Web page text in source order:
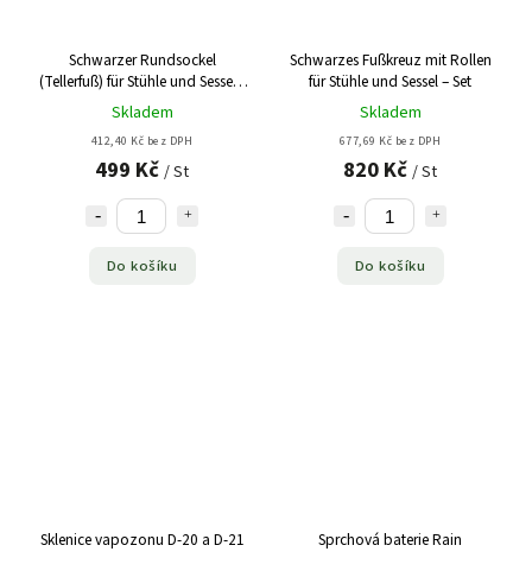
Schwarzer Rundsockel
(Tellerfuß) für Stühle und Sessel -
Set
Skladem
412,40 Kč bez DPH
499 Kč / St
Do košíku
Schwarzes Fußkreuz mit Rollen
für Stühle und Sessel – Set
Skladem
677,69 Kč bez DPH
820 Kč / St
Do košíku
Sklenice vapozonu D-20 a D-21 Sprchová baterie Rain